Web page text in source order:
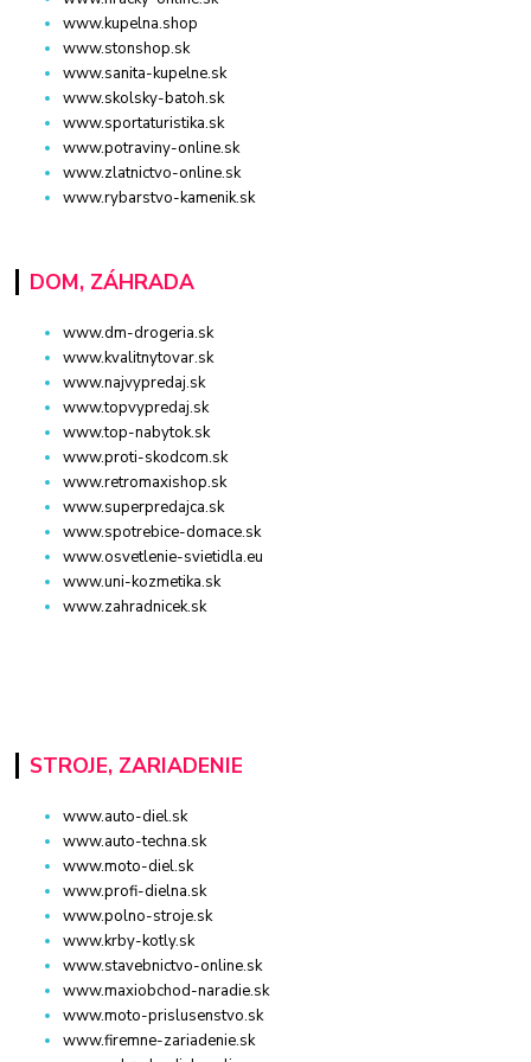
www.kupelna.shop
www.stonshop.sk
www.sanita-kupelne.sk
www.skolsky-batoh.sk
www.sportaturistika.sk
www.potraviny-online.sk
www.zlatnictvo-online.sk
www.rybarstvo-kamenik.sk
DOM, ZÁHRADA
www.dm-drogeria.sk
www.kvalitnytovar.sk
www.najvypredaj.sk
www.topvypredaj.sk
www.top-nabytok.sk
www.proti-skodcom.sk
www.retromaxishop.sk
www.superpredajca.sk
www.spotrebice-domace.sk
www.osvetlenie-svietidla.eu
www.uni-kozmetika.sk
www.zahradnicek.sk
STROJE, ZARIADENIE
www.auto-diel.sk
www.auto-techna.sk
www.moto-diel.sk
www.profi-dielna.sk
www.polno-stroje.sk
www.krby-kotly.sk
www.stavebnictvo-online.sk
www.maxiobchod-naradie.sk
www.moto-prislusenstvo.sk
www.firemne-zariadenie.sk